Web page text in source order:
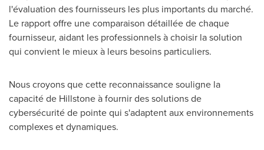
l'évaluation des fournisseurs les plus importants du marché.
Le rapport offre une comparaison détaillée de chaque
fournisseur, aidant les professionnels à choisir la solution
qui convient le mieux à leurs besoins particuliers.
Nous croyons que cette reconnaissance souligne la
capacité de Hillstone à fournir des solutions de
cybersécurité de pointe qui s'adaptent aux environnements
complexes et dynamiques.